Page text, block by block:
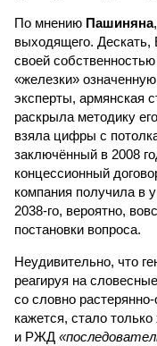
По мнению Пашиняна
выходящего. Дескать,
своей
«железки»
эксперты, армянская
раскрыла методику
взяла цифры с
заключённый в 2008
концессионный
компания получила в
2038-го, вероятно,
постановки вопроса.
Неудивительно, что
реагируя на
со словно
кажется, стало
и РЖД